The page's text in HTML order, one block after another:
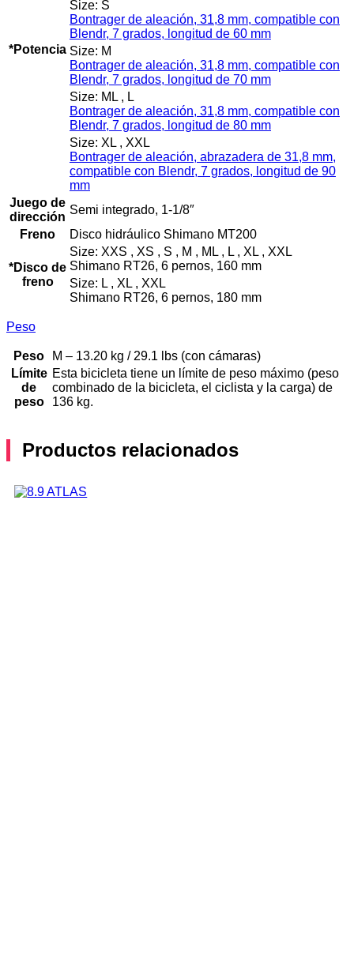
*Potencia
Size: S
Bontrager de aleación, 31,8 mm, compatible con
Blendr, 7 grados, longitud de 60 mm
Size: M
Bontrager de aleación, 31,8 mm, compatible con
Blendr, 7 grados, longitud de 70 mm
Size: ML , L
Bontrager de aleación, 31,8 mm, compatible con
Blendr, 7 grados, longitud de 80 mm
Size: XL , XXL
Bontrager de aleación, abrazadera de 31,8 mm,
compatible con Blendr, 7 grados, longitud de 90
mm
Juego de
dirección
Semi integrado, 1-1/8″
Freno
Disco hidráulico Shimano MT200
*Disco de
freno
Size: XXS , XS , S , M , ML , L , XL , XXL
Shimano RT26, 6 pernos, 160 mm
Size: L , XL , XXL
Shimano RT26, 6 pernos, 180 mm
Peso
Peso
M – 13.20 kg / 29.1 lbs (con cámaras)
Límite
de
peso
Esta bicicleta tiene un límite de peso máximo (peso
combinado de la bicicleta, el ciclista y la carga) de
136 kg.
Productos relacionados